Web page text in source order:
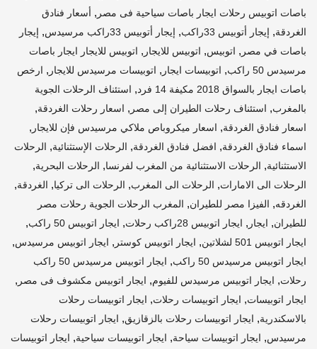
باصات اتوبيس رحلات ايجار باصات سياحية فى مصر , أسعار فنادق
الغردقة, إيجار أتوبيس 33راكب , إيجار أتوبيس 33راكب مرسيدس , إيجار
باصات في مصر , اتوبيس, اتوبيس للايجار , اتوبيس للايجار ايجار باصات
مرسيدس 50 راكب
, اتوبيسات ايجار , اتوبيسات مرسيدس للايجار , ارخص
باصات ايجار بالسواق 2018 مكيفة 14 فرد
, استئناف الرحلات الجوية
بالمغرب, استئناف رحلات الطيران إلى مصر , اسعار رحلات الغردقة,
اسعار فنادق الغردقة, اسعار ميكروباص ملاكي مرسيدس فإن للايجار ,
اسماء فنادق الغردقة, افضل فنادق الغردقة, الرحلات الإستثنائية, الرحلات
الاستثنائية, الرحلات الاستثنائية من المغرب لفرنسا, الرحلات البحرية,
الرحلات الى الامارات, الرحلات الى المغرب, الرحلات الى تركيا, الغردقة,
الغردقه, الفيزا مصر للطيران, المغرب الرحلات الجوية رحلات مصر
للطيران, ايجار , ايجار اتوبيس 28راكب رحلات , ايجار اتوبيس 50 راكب ,
ايجار اتوبيس 501 لشلاتين , ايجار اتوبيس كوستر , ايجار اتوبيس مرسيدس,
ايجار اتوبيس مرسيدس 50 راكب ,
ايجار اتوبيس مرسيدس 50 راكب
رحلات, ايجار اتوبيس مرسيدس للفيوم, ايجار اتوبيس مكشوف فى مصر ,
ايجار اتوبيسات, ايجار اتوبيسات رحلات, ايجار اتوبيسات رحلات
بالاسكندرية, ايجار اتوبيسات رحلات بالزقازيق, ايجار اتوبيسات رحلات
مرسيدس, ايجار اتوبيسات سياحة, ايجار اتوبيسات سياحية, ايجار اتوبيسات